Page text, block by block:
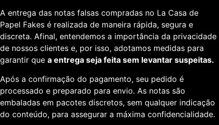
A entrega das notas falsas compradas no La Casa de
Papel Fakes é realizada de maneira rápida, segura e
discreta. Afinal, entendemos a importância da privacidade
de nossos clientes e, por isso, adotamos medidas para
garantir que a entrega seja feita sem levantar suspeitas.
Após a confirmação do pagamento, seu pedido é
processado e preparado para envio. As notas são
embaladas em pacotes discretos, sem qualquer indicação
do conteúdo, para assegurar a máxima confidencialidade.